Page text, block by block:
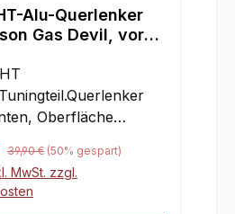
Alu-Querlenker
Gas Devil, vorne
Oberfläche
Ausführung,
links und
Regulärer Preis:
39,90 € (50% gespart)
MwSt. zzgl.